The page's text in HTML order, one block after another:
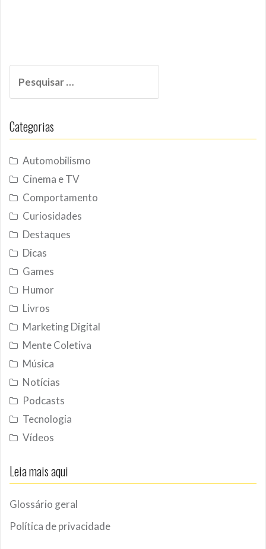
por:
Categorias
Automobilismo
Cinema e TV
Comportamento
Curiosidades
Destaques
Dicas
Games
Humor
Livros
Marketing Digital
Mente Coletiva
Música
Notícias
Podcasts
Tecnologia
Vídeos
Leia mais aqui
Glossário geral
Política de privacidade